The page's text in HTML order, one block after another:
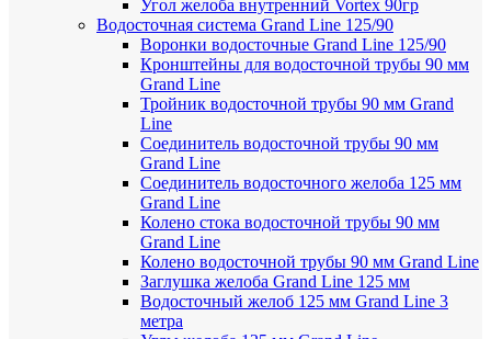
Угол желоба внутренний Vortex 90гр
Водосточная система Grand Line 125/90
Воронки водосточные Grand Line 125/90
Кронштейны для водосточной трубы 90 мм
Grand Line
Тройник водосточной трубы 90 мм Grand
Line
Соединитель водосточной трубы 90 мм
Grand Line
Соединитель водосточного желоба 125 мм
Grand Line
Колено стока водосточной трубы 90 мм
Grand Line
Колено водосточной трубы 90 мм Grand Line
Заглушка желоба Grand Line 125 мм
Водосточный желоб 125 мм Grand Line 3
метра